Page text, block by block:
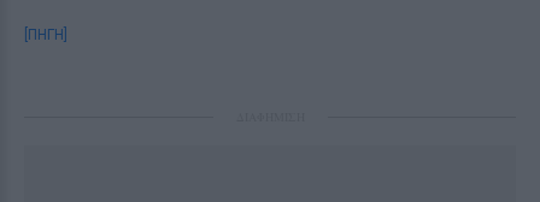
[ΠΗΓΗ]